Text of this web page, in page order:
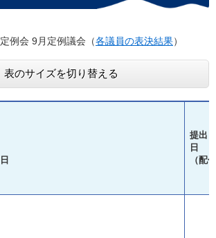
例会 9月定例議会（各議員の表決結果）
表のサイズを切り替える
提出
（配